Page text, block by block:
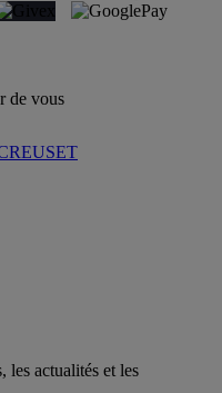
de vous
les actualités et les